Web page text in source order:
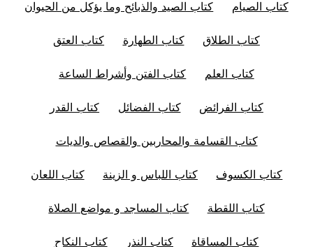
كتاب الصيام كتاب الصيد والذبائح وما يؤكل من الحيوان
كتاب الطلاق كتاب الطهارة كتاب العتق
كتاب العلم كتاب الفتن وأشراط الساعة
كتاب الفرائض كتاب الفضائل كتاب القدر
كتاب القسامة والمحاربين والقصاص والديات
كتاب الكسوف كتاب اللباس و الزينة كتاب اللعان
كتاب اللقطة كتاب المساجد و مواضع الصلاة
كتاب المساقاة كتاب النذر كتاب النكاح